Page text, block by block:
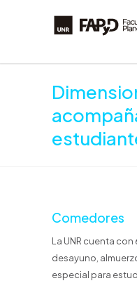
Comedores
La UNR cuenta
desayuno,
especial para